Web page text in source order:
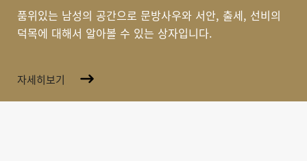
품위있는 남성의 공간으로 문방사우와 서안, 출세, 선비의
덕목에 대해서 알아볼 수 있는 상자입니다.
자세히보기